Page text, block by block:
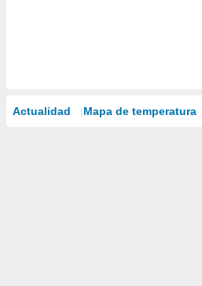
Actualidad Mapa de temperatura